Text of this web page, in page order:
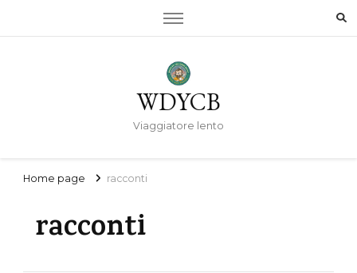
WDYCB
Viaggiatore lento
Home page racconti
racconti